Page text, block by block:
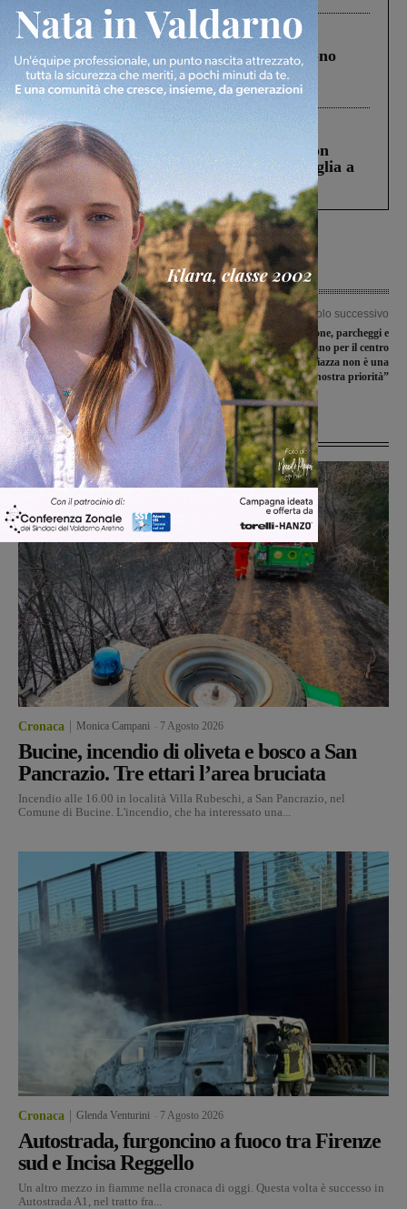
Cronaca 4 Agosto 2026
Un anno fa la strage in A1 in cui morirono
Gianni, Giulia e Franco. Lo schianto, il
processo, lo stop ai sorpassi fra tir....
Cronaca 3 Agosto 2026
Scomparso da una struttura di Castiglion
Fiorentino l’uomo che aveva ucciso la figlia a
Levane nel 2020
Articolo precedente
Alessia Leolini torna in Nazionale, a
Jesolo sfiderà le stelle degli Usa
Articolo successivo
Mercato, illuminazione, parcheggi e
viabilità: ecco il piano per il centro
storico. “Riaprire la piazza non è una
nostra priorità”
Ultime Notizie
Cronaca Monica Campani 7 Agosto 2026
Bucine, incendio di oliveta e bosco a San
Pancrazio. Tre ettari l’area bruciata
Incendio alle 16.00 in località Villa Rubeschi, a San Pancrazio, nel
Comune di Bucine. L'incendio, che ha interessato una...
Cronaca Glenda Venturini 7 Agosto 2026
Autostrada, furgoncino a fuoco tra Firenze
sud e Incisa Reggello
Un altro mezzo in fiamme nella cronaca di oggi. Questa volta è successo in
Autostrada A1, nel tratto fra...